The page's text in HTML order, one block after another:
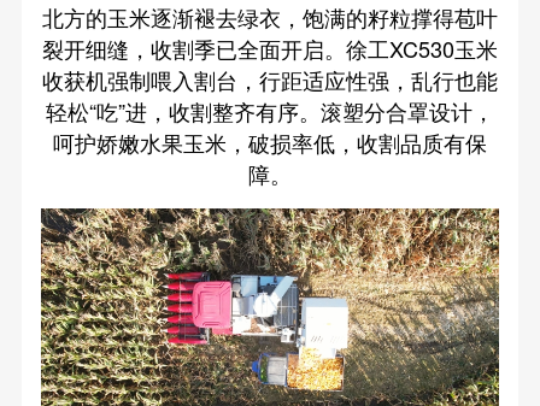
北方的玉米逐渐褪去绿衣，饱满的籽粒撑得苞叶
裂开细缝，收割季已全面开启。徐工XC530玉米
收获机强制喂入割台，行距适应性强，乱行也能
轻松“吃”进，收割整齐有序。滚塑分合罩设计，
呵护娇嫩水果玉米，破损率低，收割品质有保
障。